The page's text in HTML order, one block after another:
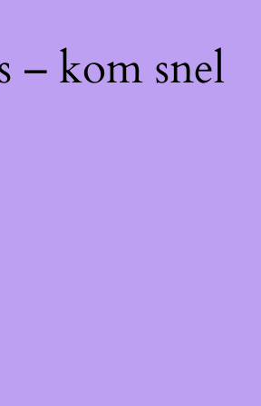
– kom snel